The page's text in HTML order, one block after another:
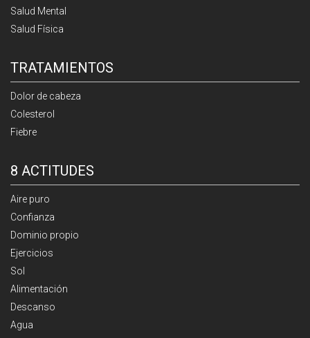
Salud Mental
Salud Física
TRATAMIENTOS
Dolor de cabeza
Colesterol
Fiebre
8 ACTITUDES
Aire puro
Confianza
Dominio propio
Ejercicios
Sol
Alimentación
Descanso
Agua